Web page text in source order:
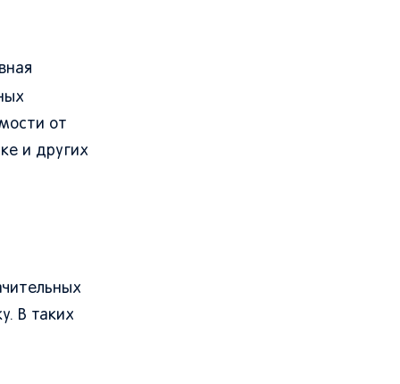
от
и других
В таких